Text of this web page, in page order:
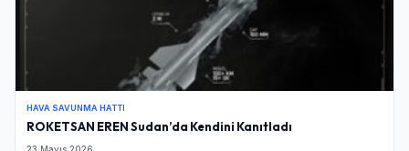
HAVA SAVUNMA HATTI
ROKETSAN EREN Sudan’da Kendini Kanıtladı